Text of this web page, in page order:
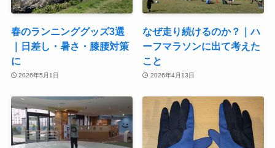
春のランニンググッズ3選
｜日差し・暑さ・膝腰対策
に
2026年5月1日
なぜ走り続けるのか？｜ハ
ーフマラソンに出て考えた
こと
2026年4月13日